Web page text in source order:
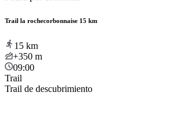
Trail la rochecorbonnaise 15 km
15 km
+350 m
09:00
Trail
Trail de descubrimiento